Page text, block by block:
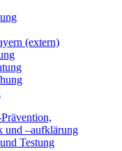
(extern)
und –aufklärung
Testung